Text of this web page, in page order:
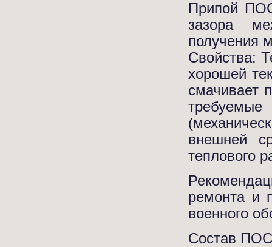
Припой
зазора
получения
Свойства:
хорошей
смачивает
внешней
теплового
ремонта и
военного
Состав